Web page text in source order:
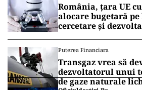
România, țara UE
alocare bugetară
cercetare și
Puterea Financiara
Transgaz vrea să
dezvoltatorul unui
de gaze naturale